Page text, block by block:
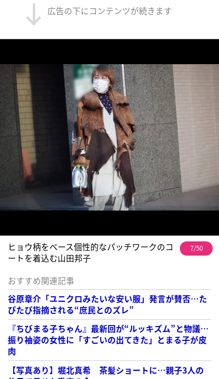
広告の下にコンテンツが続きます
ヒョウ柄をベース個性的なパッチワークのコ
ートを着込む山田邦子
7/50
おすすめ関連記事
谷原章介「ユニクロみたいな安い服」発言が賛否…た
びたび指摘される“庶民とのズレ”
『ちびまる子ちゃん』最新回が“ルッキズム”と物議…
振り袖姿の女性に「すごいの出てきた」とまる子が皮
肉
【写真あり】堀北真希 茶髪ショートに…親子3人の